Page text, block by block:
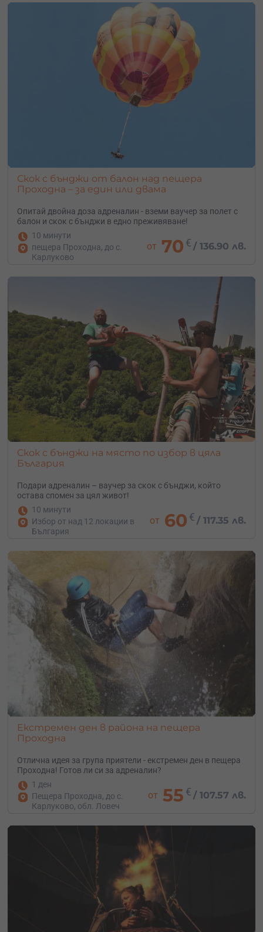
Скок с бънджи от балон над пещера
Проходна – за един или двама
Опитай двойна доза адреналин - вземи ваучер за полет с
балон и скок с бънджи в едно преживяване!
10 минути
пещера Проходна, до с.
Карлуково
от 70 € /136.90 лв.
Скок с бънджи на място по избор в цяла
България
Подари адреналин – ваучер за скок с бънджи, който
остава спомен за цял живот!
10 минути
Избор от над 12 локации в
България
от 60 € / 117.35 лв.
Екстремен ден в района на пещера
Проходна
Отлична идея за група приятели - екстремен ден в пещера
Проходна! Готов ли си за адреналин?
1 ден
Пещера Проходна, до с.
Карлуково, обл. Ловеч
от 55 € /107.57 лв.